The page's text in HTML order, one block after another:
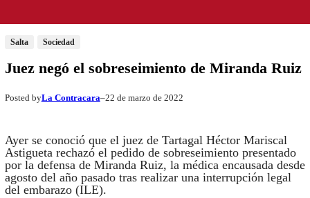
Salta Sociedad
Juez negó el sobreseimiento de Miranda Ruiz
Posted byLa Contracara–22 de marzo de 2022
Ayer se conoció que el juez de Tartagal Héctor Mariscal
Astigueta rechazó el pedido de sobreseimiento presentado
por la defensa de Miranda Ruiz, la médica encausada desde
agosto del año pasado tras realizar una interrupción legal
del embarazo (ILE).